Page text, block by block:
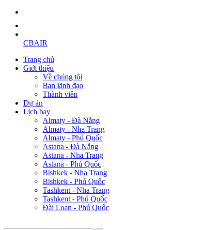
CBAIR
Trang chủ
Giới thiệu
Về chúng tôi
Ban lãnh đạo
Thành viên
Dự án
Lịch bay
Almaty - Đà Nẵng
Almaty - Nha Trang
Almaty - Phú Quốc
Astana - Đà Nẵng
Astana - Nha Trang
Astana - Phú Quốc
Bishkek - Nha Trang
Bishkek - Phú Quốc
Tashkent - Nha Trang
Tashkent - Phú Quốc
Đài Loan - Phú Quốc